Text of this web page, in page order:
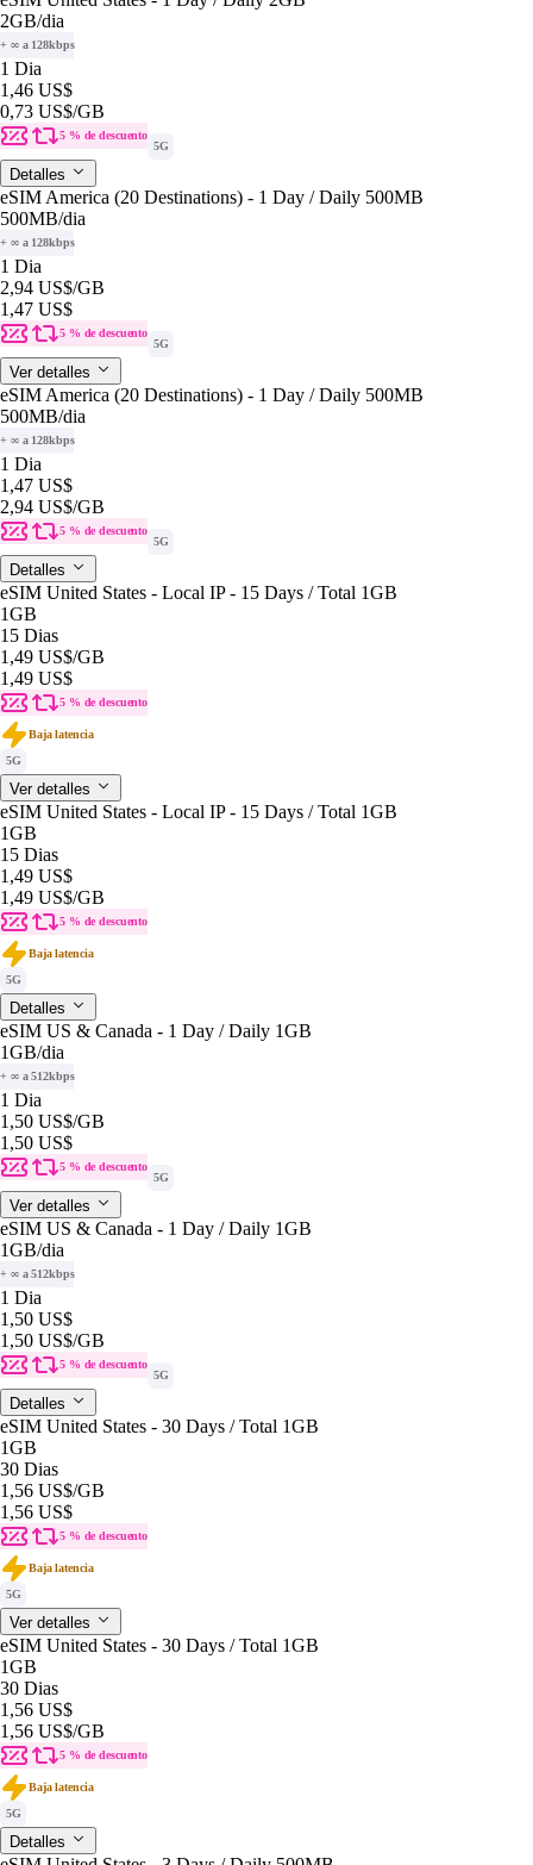
2GB/dia
+ ∞ a 128kbps
1 Dia
1,46 US$
0,73 US$/GB
5 % de descuento
5G
Detalles
eSIM America (20 Destinations) - 1 Day / Daily 500MB
500MB/dia
+ ∞ a 128kbps
1 Dia
2,94 US$/GB
1,47 US$
5 % de descuento
5G
Ver detalles
eSIM America (20 Destinations) - 1 Day / Daily 500MB
500MB/dia
+ ∞ a 128kbps
1 Dia
1,47 US$
2,94 US$/GB
5 % de descuento
5G
Detalles
eSIM United States - Local IP - 15 Days / Total 1GB
1GB
15 Dias
1,49 US$/GB
1,49 US$
5 % de descuento
Baja latencia
5G
Ver detalles
eSIM United States - Local IP - 15 Days / Total 1GB
1GB
15 Dias
1,49 US$
1,49 US$/GB
5 % de descuento
Baja latencia
5G
Detalles
eSIM US & Canada - 1 Day / Daily 1GB
1GB/dia
+ ∞ a 512kbps
1 Dia
1,50 US$/GB
1,50 US$
5 % de descuento
5G
Ver detalles
eSIM US & Canada - 1 Day / Daily 1GB
1GB/dia
+ ∞ a 512kbps
1 Dia
1,50 US$
1,50 US$/GB
5 % de descuento
5G
Detalles
eSIM United States - 30 Days / Total 1GB
1GB
30 Dias
1,56 US$/GB
1,56 US$
5 % de descuento
Baja latencia
5G
Ver detalles
eSIM United States - 30 Days / Total 1GB
1GB
30 Dias
1,56 US$
1,56 US$/GB
5 % de descuento
Baja latencia
5G
Detalles